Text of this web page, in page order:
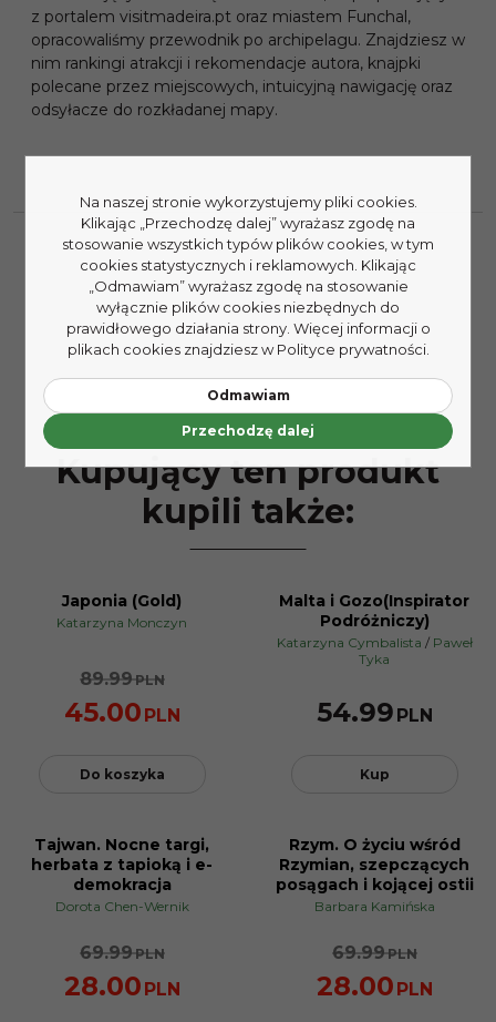
z portalem visitmadeira.pt oraz miastem Funchal,
opracowaliśmy przewodnik po archipelagu. Znajdziesz w
nim rankingi atrakcji i rekomendacje autora, knajpki
polecane przez miejscowych, intuicyjną nawigację oraz
odsyłacze do rozkładanej mapy.
Kupujący ten produkt
kupili także:
Japonia (Gold)
Katarzyna Monczyn
89.99PLN
45.00 PLN
Do koszyka
Malta i Gozo(Inspirator
Podróżniczy)
Katarzyna Cymbalista / Paweł
Tyka
54.99 PLN
Kup
PROMOCJA
Tajwan. Nocne targi,
herbata z tapioką i e-
demokracja
Dorota Chen-Wernik
69.99PLN
28.00 PLN
PROMOCJA
Rzym. O życiu wśród
Rzymian, szepczących
posągach i kojącej ostii
Barbara Kamińska
69.99PLN
28.00 PLN
Na naszej stronie wykorzystujemy pliki cookies.
Klikając „Przechodzę dalej” wyrażasz zgodę na
stosowanie wszystkich typów plików cookies, w tym
cookies statystycznych i reklamowych. Klikając
„Odmawiam” wyrażasz zgodę na stosowanie
wyłącznie plików cookies niezbędnych do
prawidłowego działania strony. Więcej informacji o
plikach cookies znajdziesz w Polityce prywatności.
Odmawiam
Przechodzę dalej